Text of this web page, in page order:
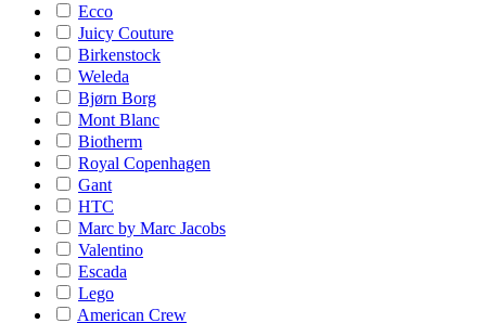
Ecco
Juicy Couture
Birkenstock
Weleda
Bjørn Borg
Mont Blanc
Biotherm
Royal Copenhagen
Gant
HTC
Marc by Marc Jacobs
Valentino
Escada
Lego
American Crew